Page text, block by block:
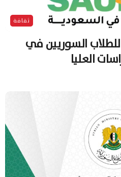
ثقافة
السوريين في
العليا